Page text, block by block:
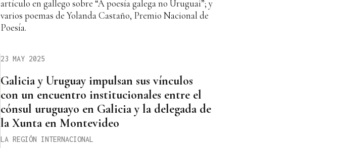
artículo en gallego sobre “A poesía galega no Uruguai”; y
varios poemas de Yolanda Castaño, Premio Nacional de
Poesía.
23 MAY 2025
Galicia y Uruguay impulsan sus vínculos
con un encuentro institucionales entre el
cónsul uruguayo en Galicia y la delegada de
la Xunta en Montevideo
LA REGIÓN INTERNACIONAL